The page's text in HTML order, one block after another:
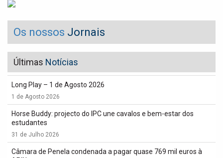
Os nossos Jornais
Últimas Notícias
Long Play – 1 de Agosto 2026
1 de Agosto 2026
Horse Buddy: projecto do IPC une cavalos e bem-estar dos
estudantes
31 de Julho 2026
Câmara de Penela condenada a pagar quase 769 mil euros à